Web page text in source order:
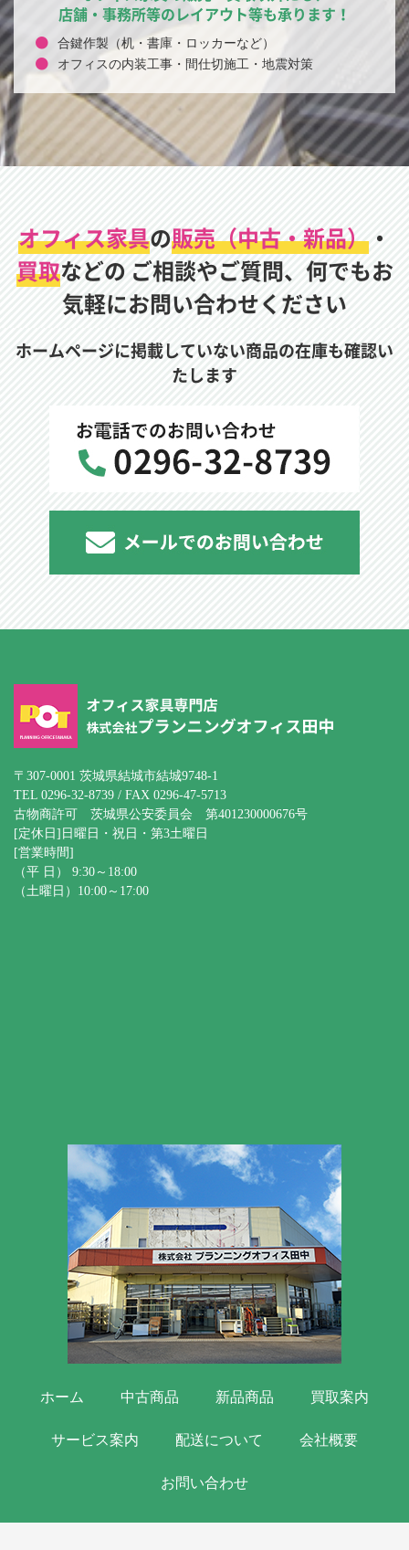
店舗・事務所等のレイアウト等も承ります！
合鍵作製（机・書庫・ロッカーなど）
オフィスの内装工事・間仕切施工・地震対策
オフィス家具の販売（中古・新品） ・
買取などの ご相談やご質問、何でもお
気軽にお問い合わせください
ホームページに掲載していない商品の在庫も確認い
たします
〒307-0001 茨城県結城市結城9748-1
TEL 0296-32-8739 / FAX 0296-47-5713
古物商許可 茨城県公安委員会 第401230000676号
[定休日]日曜日・祝日・第3土曜日
[営業時間]
（平 日） 9:30～18:00
（土曜日）10:00～17:00
ホーム 中古商品 新品商品 買取案内
サービス案内 配送について 会社概要
お問い合わせ